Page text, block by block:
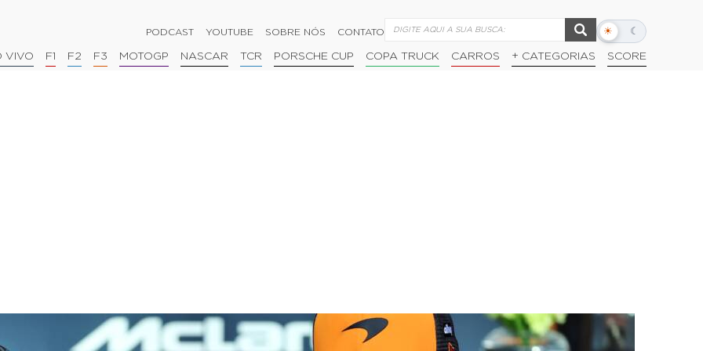
PODCAST YOUTUBE SOBRE NÓS CONTATO ☀ ☾
Alternar
escuro
VIVO F1 F2 F3 MOTOGP NASCAR TCR PORSCHE CUP COPA TRUCK CARROS + CATEGORIAS SCORE